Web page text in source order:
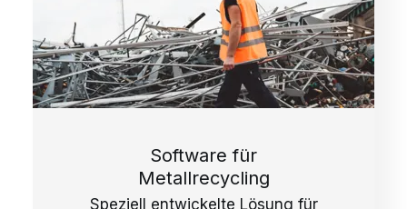
Software für
Metallrecycling
Speziell entwickelte Lösung für